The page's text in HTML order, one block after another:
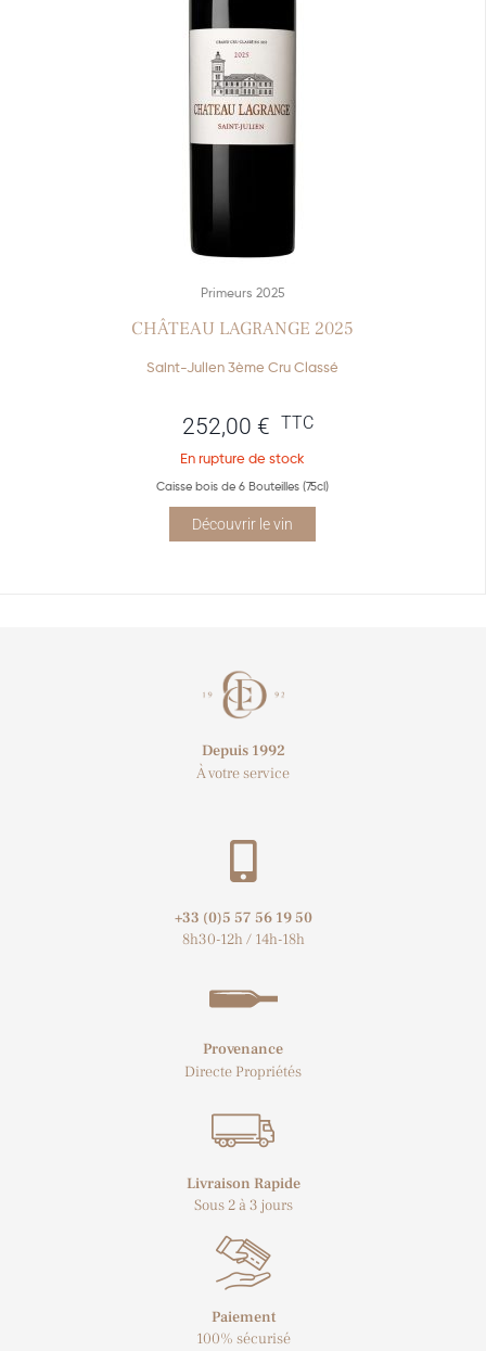
Primeurs 2025
CHÂTEAU LAGRANGE 2025
Saint-Julien 3ème Cru Classé
252,00 € TTC
En rupture de stock
Caisse bois de 6 Bouteilles (75cl)
Découvrir le vin
Depuis 1992
À votre service
+33 (0)5 57 56 19 50​
8h30-12h / 14h-18h
Provenance
Directe Propriétés
Livraison Rapide
Sous 2 à 3 jours
Paiement
100% sécurisé